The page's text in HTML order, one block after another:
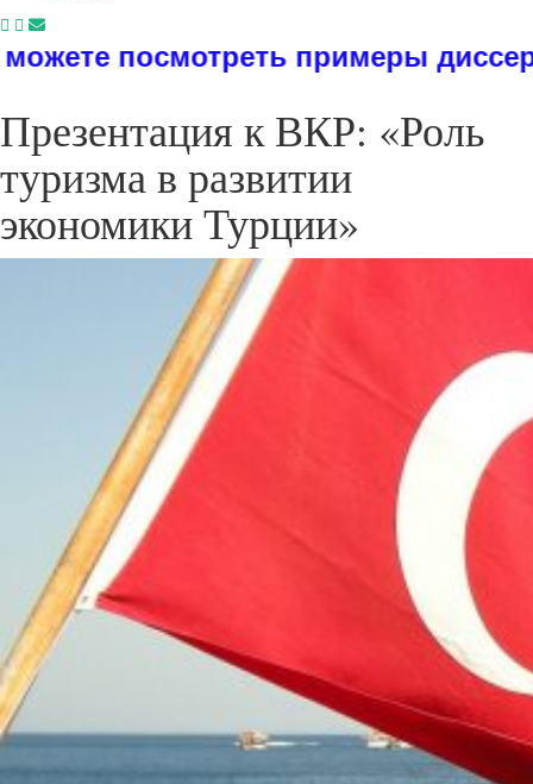
примеры диссертаций,
Презентация к ВКР: «Роль
туризма в развитии
экономики Турции»